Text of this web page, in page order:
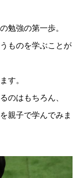
勉強の第一歩。
ものを学ぶことが
す。
のはもちろん、
親子で学んでみま